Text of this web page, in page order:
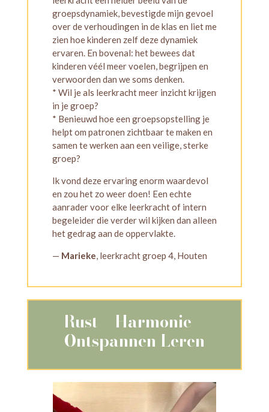
groepsdynamiek, bevestigde mijn gevoel
over de verhoudingen in de klas en liet me
zien hoe kinderen zelf deze dynamiek
ervaren. En bovenal: het bewees dat
kinderen véél meer voelen, begrijpen en
verwoorden dan we soms denken.
* Wil je als leerkracht meer inzicht krijgen
in je groep?
* Benieuwd hoe een groepsopstelling je
helpt om patronen zichtbaar te maken en
samen te werken aan een veilige, sterke
groep?
Ik vond deze ervaring enorm waardevol
en zou het zo weer doen! Een echte
aanrader voor elke leerkracht of intern
begeleider die verder wil kijken dan alleen
het gedrag aan de oppervlakte.
— Marieke, leerkracht groep 4, Houten
Rust + Harmonie =
Ontspannen Leren